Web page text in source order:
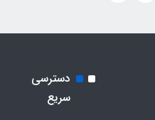
دسترسی
سریع